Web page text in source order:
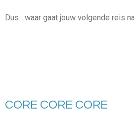
Dus....waar gaat jouw volgende reis
CORE CORE CORE